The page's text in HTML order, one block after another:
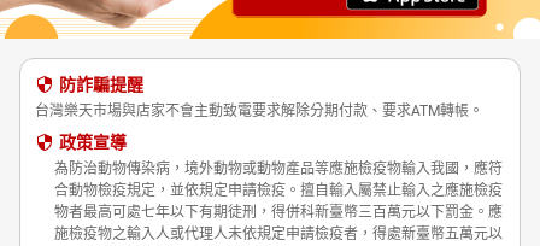
防詐騙提醒
台灣樂天市場與店家不會主動致電要求解除分期付款、要求ATM轉帳。
政策宣導
為防治動物傳染病，境外動物或動物產品等應施檢疫物輸入我國，應符
合動物檢疫規定，並依規定申請檢疫。擅自輸入屬禁止輸入之應施檢疫
物者最高可處七年以下有期徒刑，得併科新臺幣三百萬元以下罰金。應
施檢疫物之輸入人或代理人未依規定申請檢疫者，得處新臺幣五萬元以